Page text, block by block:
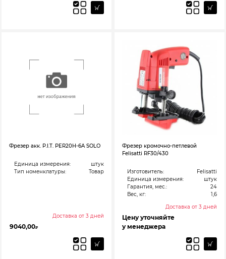
Фрезер акк. P.I.T. PER20H-6A SOLO
Единица измерения:
штук
Тип номенклатуры:
Товар
Доставка от 3 дней
9040,00₽
Фрезер кромочно-петлевой
Felisatti RF30/430
Изготовитель:
Felisatti
Единица измерения:
штук
Гарантия, мес.:
24
Вес, кг:
1,6
Доставка от 3 дней
Цену уточняйте
у менеджера